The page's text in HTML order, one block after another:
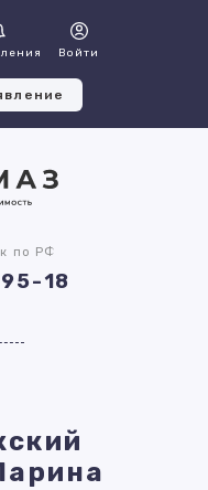
Войти
по РФ
18